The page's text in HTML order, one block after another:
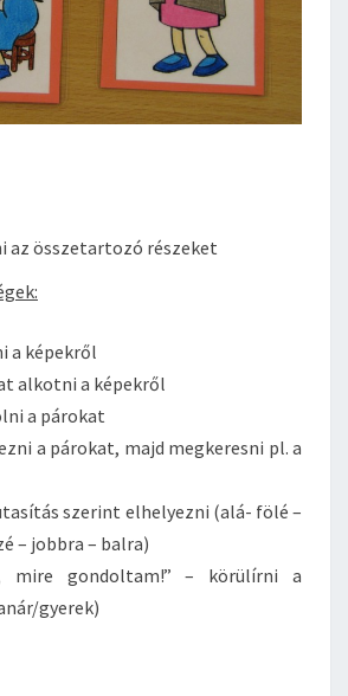
az összetartozó részeket
a képekről
alkotni a képekről
a párokat
a párokat, majd megkeresni pl. a
szerint elhelyezni (alá- fölé –
– jobbra – balra)
mire gondoltam!” – körülírni a
gyerek)